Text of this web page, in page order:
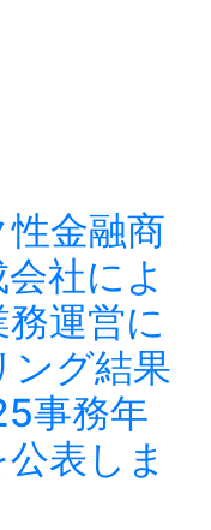
金融商
社によ
運営に
ング結果
事務年
表しま